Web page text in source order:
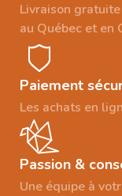
Livraison
au Québec et en
Paiement
Les achats en
Passion &
Une équipe à